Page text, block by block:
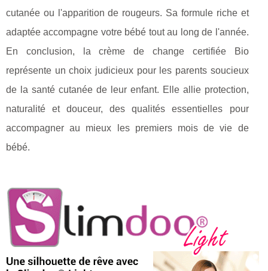
cutanée ou l'apparition de rougeurs. Sa formule riche et
adaptée accompagne votre bébé tout au long de l'année.
En conclusion, la crème de change certifiée Bio
représente un choix judicieux pour les parents soucieux
de la santé cutanée de leur enfant. Elle allie protection,
naturalité et douceur, des qualités essentielles pour
accompagner au mieux les premiers mois de vie de
bébé.